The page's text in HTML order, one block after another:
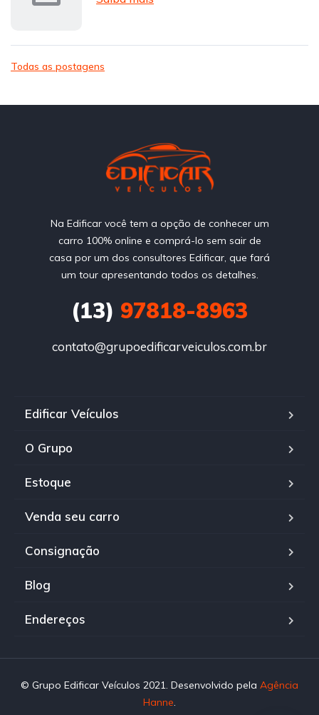
Todas as postagens
Na Edificar você tem a opção de conhecer um
carro 100% online e comprá-lo sem sair de
casa por um dos consultores Edificar, que fará
um tour apresentando todos os detalhes.
(13) 97818-8963
contato@grupoedificarveiculos.com.br
Edificar Veículos
O Grupo
Estoque
Venda seu carro
Consignação
Blog
Endereços
© Grupo Edificar Veículos 2021. Desenvolvido pela Agência
Hanne.